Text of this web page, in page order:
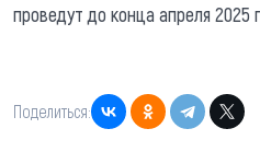
проведут до конца апреля 2025
Поделиться: